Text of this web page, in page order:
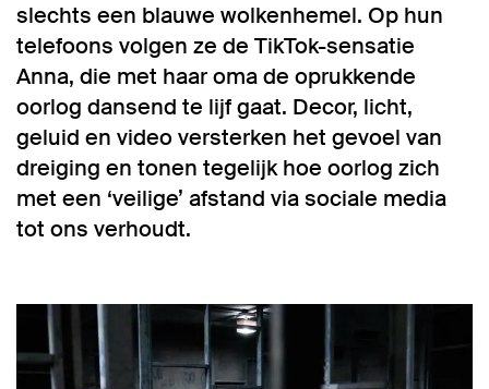
slechts een blauwe wolkenhemel. Op hun
telefoons volgen ze de TikTok-sensatie
Anna, die met haar oma de oprukkende
oorlog dansend te lijf gaat. Decor, licht,
geluid en video versterken het gevoel van
dreiging en tonen tegelijk hoe oorlog zich
met een ‘veilige’ afstand via sociale media
tot ons verhoudt.